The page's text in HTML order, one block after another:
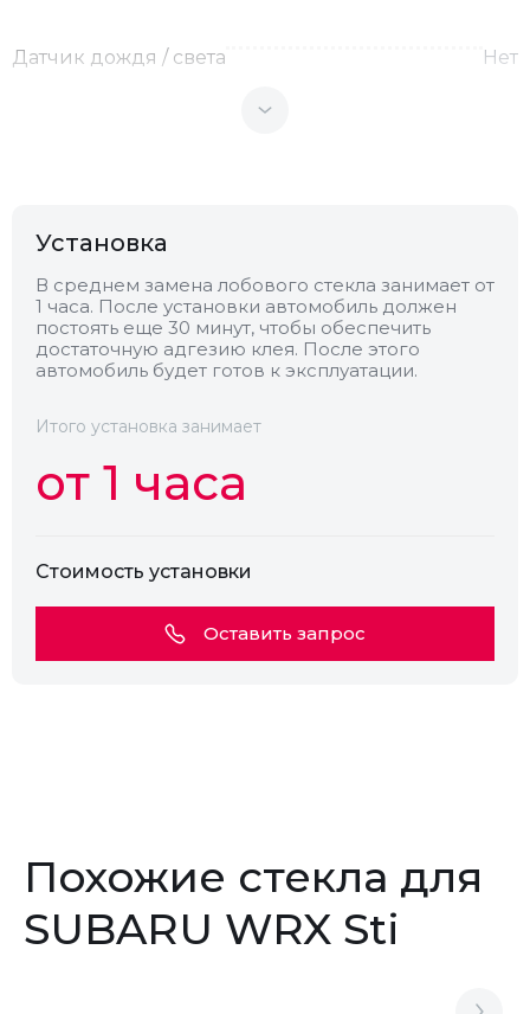
Датчик дождя / света Нет
Обогрев
Установка
В среднем замена лобового стекла занимает от
1 часа. После установки автомобиль должен
постоять еще 30 минут, чтобы обеспечить
достаточную адгезию клея. После этого
автомобиль будет готов к эксплуатации.
Итого установка занимает
от 1 часа
Стоимость установки
Оставить запрос
Похожие стекла для
SUBARU WRX Sti